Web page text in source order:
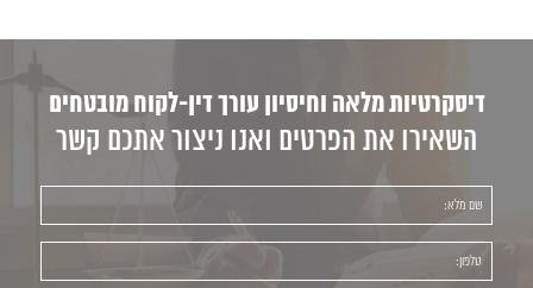
דיסקרטיות מלאה וחיסיון עורך דין-לקוח מובטחים
השאירו את הפרטים ואנו ניצור אתכם קשר